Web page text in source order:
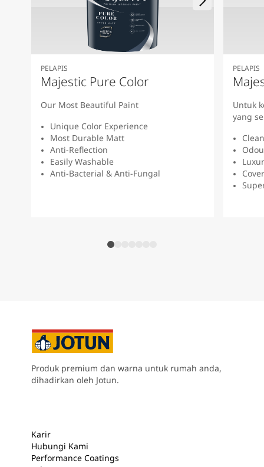
PELAPIS
Majestic Pure Color
Our Most Beautiful Paint
Unique Color Experience
Most Durable Matt
Anti-Reflection
Easily Washable
Anti-Bacterial & Anti-Fungal
PELAPIS
Untuk
yang
Produk premium dan warna untuk rumah anda,
dihadirkan oleh Jotun.
Karir
Hubungi Kami
Performance Coatings